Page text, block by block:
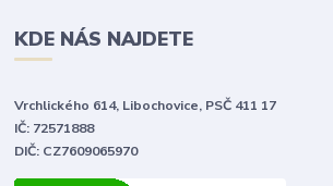
KDE NÁS NAJDETE
Vrchlického 614, Libochovice, PSČ 411 17
IČ: 72571888
DIČ: CZ7609065970